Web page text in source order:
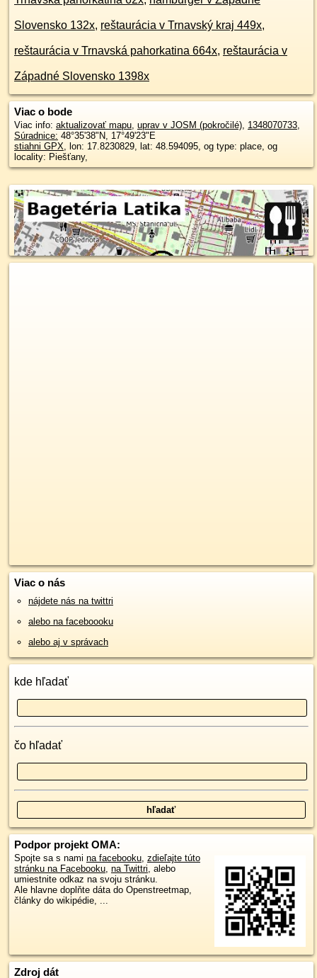
Slovensko 132x, reštaurácia v Trnavský kraj 449x,
reštaurácia v Trnavská pahorkatina 664x, reštaurácia v
Západné Slovensko 1398x
Viac o bode
Viac info: aktualizovať mapu, uprav v JOSM (pokročilé), 1348070733,
Súradnice: 48°35'38"N, 17°49'23"E
stiahni GPX, lon: 17.8230829, lat: 48.594095, og type: place, og
locality: Piešťany,
Viac o nás
nájdete nás na twittri
alebo na faceboooku
alebo aj v správach
kde hľadať
čo hľadať
Podpor projekt OMA:
Spojte sa s nami na facebooku, zdieľajte túto
stránku na Facebooku, na Twittri, alebo
umiestnite odkaz na svoju stránku.
Ale hlavne doplňte dáta do Openstreetmap,
články do wikipédie, ...
Zdroj dát